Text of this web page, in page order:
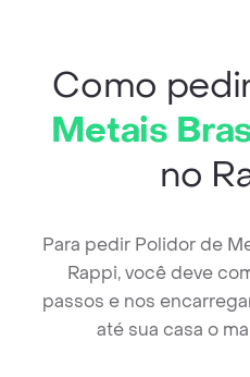
Como
Metais
no
Para pedir Polidor de
Rappi, você deve
passos e nos
até sua casa o